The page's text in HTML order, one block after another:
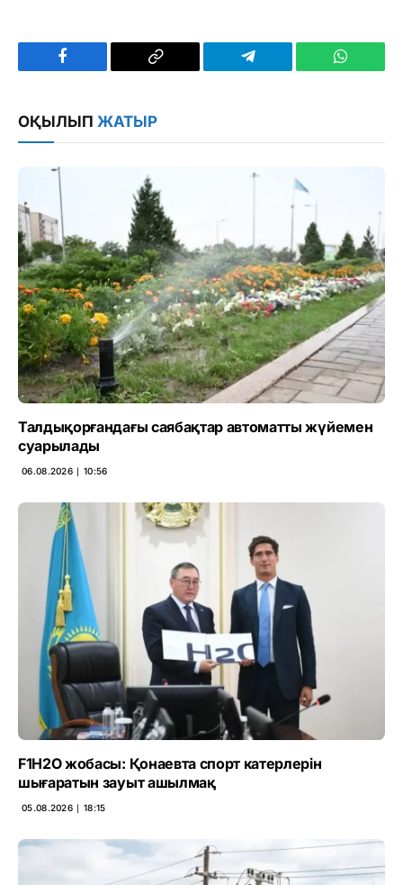
Facebook
Copy
Telegram
ОҚЫЛЫП ЖАТЫР
Талдықорғандағы саябақтар автоматты жүйемен
суарылады
06.08.2026 ∣ 10:56
F1H2O жобасы: Қонаевта спорт катерлерін
шығаратын зауыт ашылмақ
05.08.2026 ∣ 18:15